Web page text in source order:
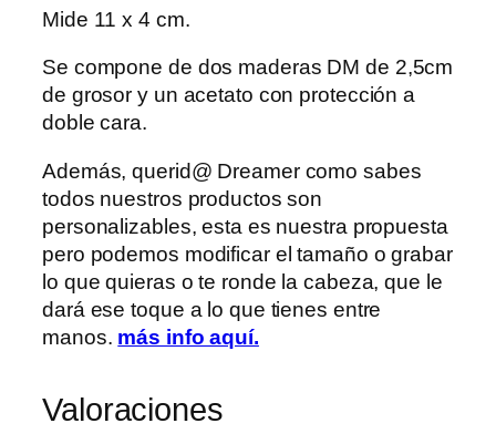
Mide 11 x 4 cm.
Se compone de dos maderas DM de 2,5cm
de grosor y un acetato con protección a
doble cara.
Además, querid@ Dreamer como sabes
todos nuestros productos son
personalizables, esta es nuestra propuesta
pero podemos modificar el tamaño o grabar
lo que quieras o te ronde la cabeza, que le
dará ese toque a lo que tienes entre
manos. más info aquí.
Valoraciones